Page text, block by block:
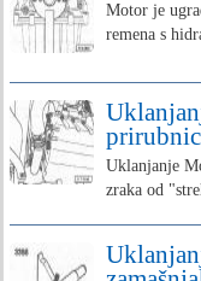
Motor je
remena s
Uklanjanje
zraka od